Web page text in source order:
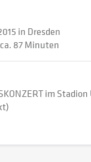
in Dresden
87 Minuten
im Stadion